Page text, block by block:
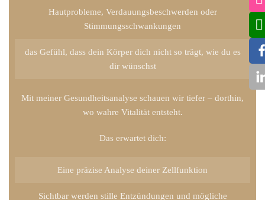
Hautprobleme, Verdauungsbeschwerden oder
Stimmungsschwankungen
das Gefühl, dass dein Körper dich nicht so trägt, wie du es
dir wünschst
Mit meiner Gesundheitsanalyse schauen wir tiefer – dorthin,
wo wahre Vitalität entsteht.
Das erwartet dich:
Eine präzise Analyse deiner Zellfunktion
Sichtbar werden stille Entzündungen und mögliche